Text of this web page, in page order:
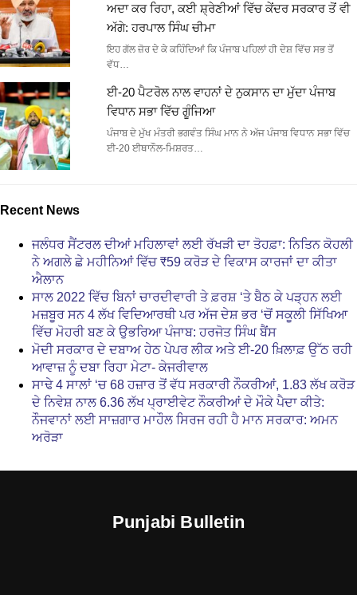
ਅਦਾ ਕਰ ਰਿਹਾ, ਕਈ ਸ਼੍ਰੇਣੀਆਂ ਵਿੱਚ ਕੇਂਦਰ ਸਰਕਾਰ ਤੋਂ ਵੀ
ਅੱਗੇ: ਹਰਪਾਲ ਸਿੰਘ ਚੀਮਾ
ਇਹ ਗੱਲ ਜ਼ੋਰ ਦੇ ਕੇ ਕਹਿੰਦਿਆਂ ਕਿ ਪੰਜਾਬ ਪਹਿਲਾਂ ਹੀ ਦੇਸ਼ ਵਿੱਚ ਸਭ ਤੋਂ
ਵੱਧ…
ਈ-20 ਪੈਟਰੋਲ ਨਾਲ ਵਾਹਨਾਂ ਦੇ ਨੁਕਸਾਨ ਦਾ ਮੁੱਦਾ ਪੰਜਾਬ
ਵਿਧਾਨ ਸਭਾ ਵਿੱਚ ਗੂੰਜਿਆ
ਪੰਜਾਬ ਦੇ ਮੁੱਖ ਮੰਤਰੀ ਭਗਵੰਤ ਸਿੰਘ ਮਾਨ ਨੇ ਅੱਜ ਪੰਜਾਬ ਵਿਧਾਨ ਸਭਾ ਵਿੱਚ
ਈ-20 ਈਥਾਨੌਲ-ਮਿਸ਼ਰਤ…
Recent News
ਜਲੰਧਰ ਸੈਂਟਰਲ ਦੀਆਂ ਮਹਿਲਾਵਾਂ ਲਈ ਰੱਖੜੀ ਦਾ ਤੋਹਫ਼ਾ: ਨਿਤਿਨ ਕੋਹਲੀ
ਨੇ ਅਗਲੇ ਛੇ ਮਹੀਨਿਆਂ ਵਿੱਚ ₹59 ਕਰੋੜ ਦੇ ਵਿਕਾਸ ਕਾਰਜਾਂ ਦਾ ਕੀਤਾ
ਐਲਾਨ
ਸਾਲ 2022 ਵਿੱਚ ਬਿਨਾਂ ਚਾਰਦੀਵਾਰੀ ਤੇ ਫ਼ਰਸ਼ ‘ਤੇ ਬੈਠ ਕੇ ਪੜ੍ਹਨ ਲਈ
ਮਜ਼ਬੂਰ ਸਨ 4 ਲੱਖ ਵਿਦਿਆਰਥੀ ਪਰ ਅੱਜ ਦੇਸ਼ ਭਰ ‘ਚੋਂ ਸਕੂਲੀ ਸਿੱਖਿਆ
ਵਿੱਚ ਮੋਹਰੀ ਬਣ ਕੇ ਉਭਰਿਆ ਪੰਜਾਬ: ਹਰਜੋਤ ਸਿੰਘ ਬੈਂਸ
ਮੋਦੀ ਸਰਕਾਰ ਦੇ ਦਬਾਅ ਹੇਠ ਪੇਪਰ ਲੀਕ ਅਤੇ ਈ-20 ਖ਼ਿਲਾਫ਼ ਉੱਠ ਰਹੀ
ਆਵਾਜ਼ ਨੂੰ ਦਬਾ ਰਿਹਾ ਮੇਟਾ- ਕੇਜਰੀਵਾਲ
ਸਾਢੇ 4 ਸਾਲਾਂ ‘ਚ 68 ਹਜ਼ਾਰ ਤੋਂ ਵੱਧ ਸਰਕਾਰੀ ਨੌਕਰੀਆਂ, 1.83 ਲੱਖ ਕਰੋੜ
ਦੇ ਨਿਵੇਸ਼ ਨਾਲ 6.36 ਲੱਖ ਪ੍ਰਾਈਵੇਟ ਨੌਕਰੀਆਂ ਦੇ ਮੌਕੇ ਪੈਦਾ ਕੀਤੇ:
ਨੌਜਵਾਨਾਂ ਲਈ ਸਾਜ਼ਗਾਰ ਮਾਹੌਲ ਸਿਰਜ ਰਹੀ ਹੈ ਮਾਨ ਸਰਕਾਰ: ਅਮਨ
ਅਰੋੜਾ
Punjabi Bulletin